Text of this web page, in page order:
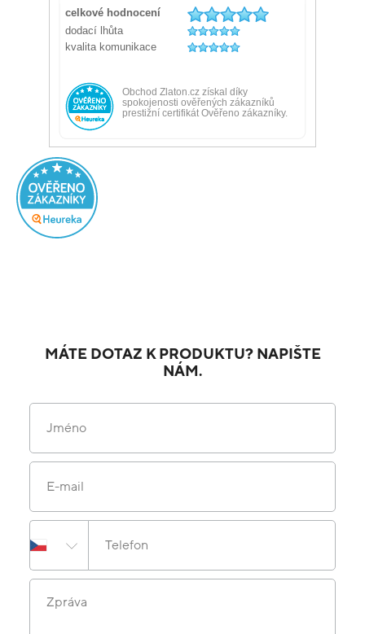
MÁTE DOTAZ K PRODUKTU? NAPIŠTE
NÁM.
Jméno
E-mail
Telefon
Zpráva